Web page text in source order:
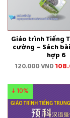
Giáo trình Tiếng
cường – Sách
hợp 6
120.000VND
↓ 10%